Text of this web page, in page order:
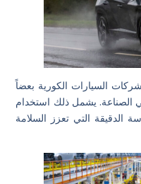
السيارات الكورية بعضاً
الصناعة. يشمل ذلك استخدام
الدقيقة التي تعزز السلامة